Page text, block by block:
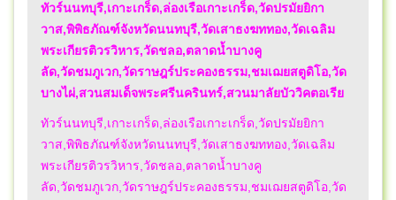
ทัวร์นนทบุรี,เกาะเกร็ด,ล่องเรือเกาะเกร็ด,วัดปรมัยยิกา
วาส,พิพิธภัณฑ์จังหวัดนนทบุรี,วัดเสาธงฆททอง,วัดเฉลิม
พระเกียรติวรวิหาร,วัดชลอ,ตลาดน้ำบางคู
ลัด,วัดชมภูเวก,วัดราษฎร์ประคองธรรม,ชมเฌยสตูดิโอ,วัด
บางไผ่,สวนสมเด็จพระศรีนครินทร์,สวนมาลัยบัววิคตอเรีย
ทัวร์นนทบุรี,เกาะเกร็ด,ล่องเรือเกาะเกร็ด,วัดปรมัยยิกา
วาส,พิพิธภัณฑ์จังหวัดนนทบุรี,วัดเสาธงฆททอง,วัดเฉลิม
พระเกียรติวรวิหาร,วัดชลอ,ตลาดน้ำบางคู
ลัด,วัดชมภูเวก,วัดราษฎร์ประคองธรรม,ชมเฌยสตูดิโอ,วัด